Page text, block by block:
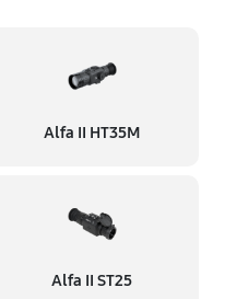
Alfa II HT35M
Alfa II ST25